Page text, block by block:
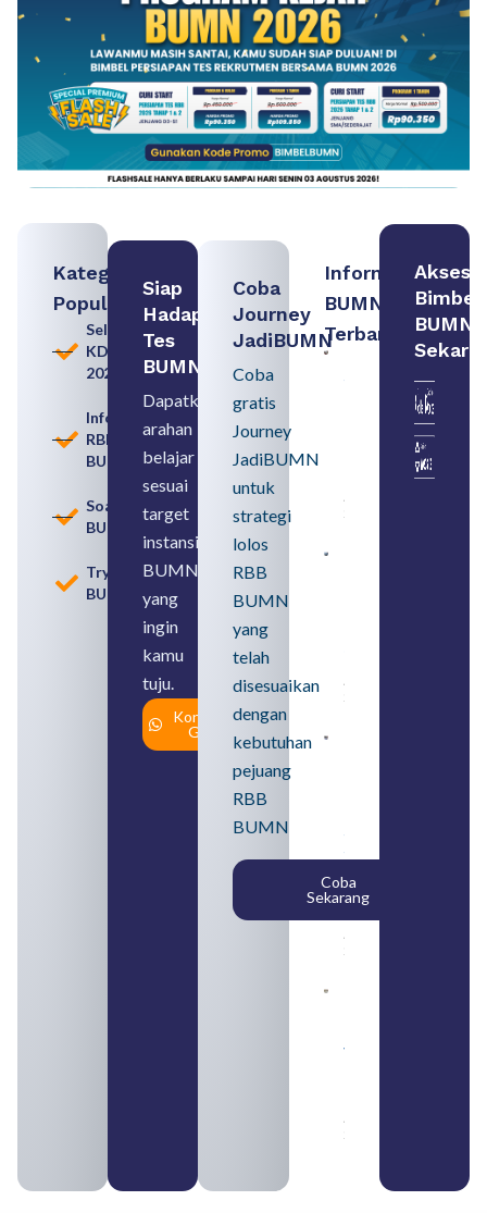
Kategori
Populer
Seleksi
KDKMP
2026
Informasi
RBB
BUMN
Soal
BUMN
Tryout
BUMN
Siap
Hadapi
Tes
BUMN
Dapatkan
arahan
belajar
sesuai
target
instansi
BUMN
yang
ingin
kamu
tuju.
Konsultasi
Gratis
Coba
Journey
JadiBUMN
Coba
gratis
Journey
JadiBUMN
untuk
strategi
lolos
RBB
BUMN
yang
telah
disesuaikan
dengan
kebutuhan
pejuang
RBB
BUMN
Coba
Sekarang
Informasi
BUMN
Terbaru:
Persiapan
Seleksi
Rekrutmen
Memahami
August 8,
2026
August 6,
2026
SMA
Syarat,
Posisi,
dan
Cara
Daftar
August 5,
2026
yang
August 4,
2026
Akses
Bimbel
BUMN